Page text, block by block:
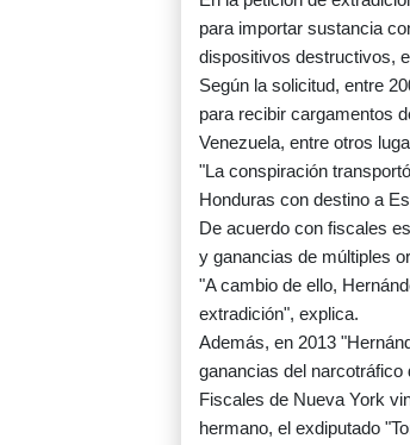
para importar sustancia
dispositivos destructivos,
Según la solicitud, entre
para recibir cargamentos
Venezuela, entre otros
"La conspiración
Honduras con destino a
De acuerdo con fiscales
y ganancias de múltiples
"A cambio de ello,
extradición", explica.
Además, en 2013
ganancias del
Fiscales de Nueva York
hermano, el exdiputado